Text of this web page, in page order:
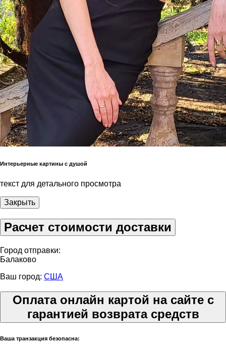
Интерьерные картины с душой
текст для детального просмотра
Закрыть
Расчет стоимости доставки
Город отправки:
Балаково
Ваш город: США
Оплата онлайн картой на сайте с
гарантией возврата средств
Ваша транзакция безопасна: